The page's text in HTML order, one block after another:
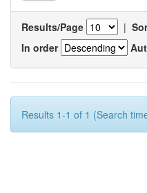
Results/Page |
In order
Results 1-1 of 1 (Search